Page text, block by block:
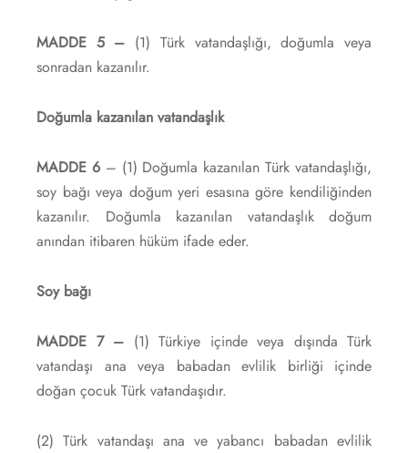
MADDE 5 – (1) Türk vatandaşlığı, doğumla veya
sonradan kazanılır.
Doğumla kazanılan vatandaşlık
MADDE 6 – (1) Doğumla kazanılan Türk vatandaşlığı,
soy bağı veya doğum yeri esasına göre kendiliğinden
kazanılır. Doğumla kazanılan vatandaşlık doğum
anından itibaren hüküm ifade eder.
Soy bağı
MADDE 7 – (1) Türkiye içinde veya dışında Türk
vatandaşı ana veya babadan evlilik birliği içinde
doğan çocuk Türk vatandaşıdır.
(2) Türk vatandaşı ana ve yabancı babadan evlilik